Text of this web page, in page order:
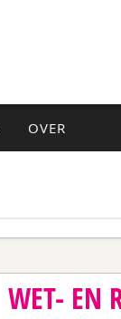
OVER
WET- EN